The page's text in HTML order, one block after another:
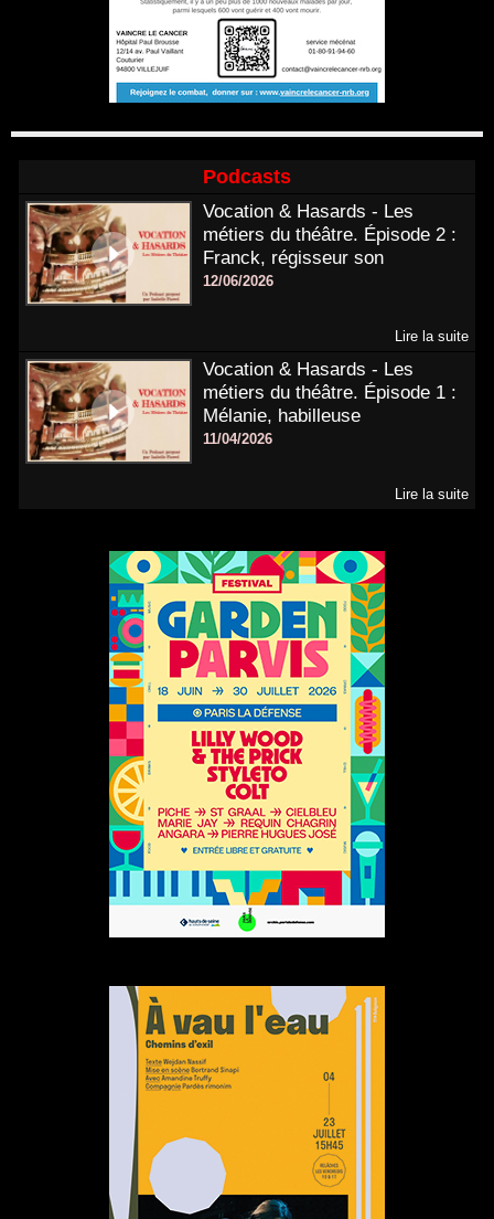
Podcasts
Vocation & Hasards - Les
métiers du théâtre. Épisode 2 :
Franck, régisseur son
12/06/2026
Lire la suite
Vocation & Hasards - Les
métiers du théâtre. Épisode 1 :
Mélanie, habilleuse
11/04/2026
Lire la suite